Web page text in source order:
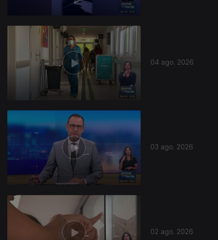
04 ago. 2026
03 ago. 2026
02 ago. 2026